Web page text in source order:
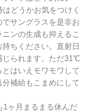
どうかお気をつけく
サングラスを是非お
ンの生成も抑えるこ
ちください。直射日
じられます。ただ31℃
はいえモワモワして
補給もこまめにして
ヶ月まるまる休んだ